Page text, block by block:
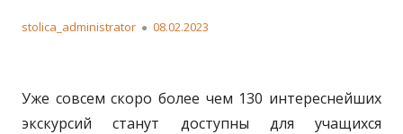
Author
stolica_administrator
Published
08.02.2023
Уже совсем скоро более чем 130 интереснейших
экскурсий станут доступны для учащихся